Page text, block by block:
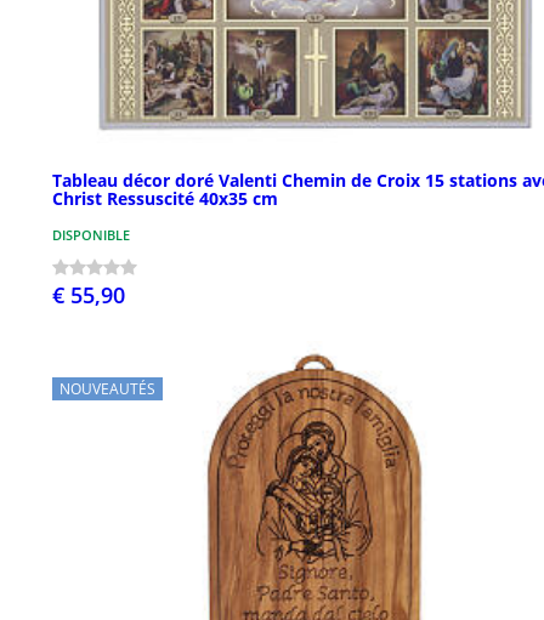
Tableau décor doré Valenti Chemin de Croix 15 stations
Christ Ressuscité 40x35 cm
DISPONIBLE
€ 55,90
NOUVEAUTÉS